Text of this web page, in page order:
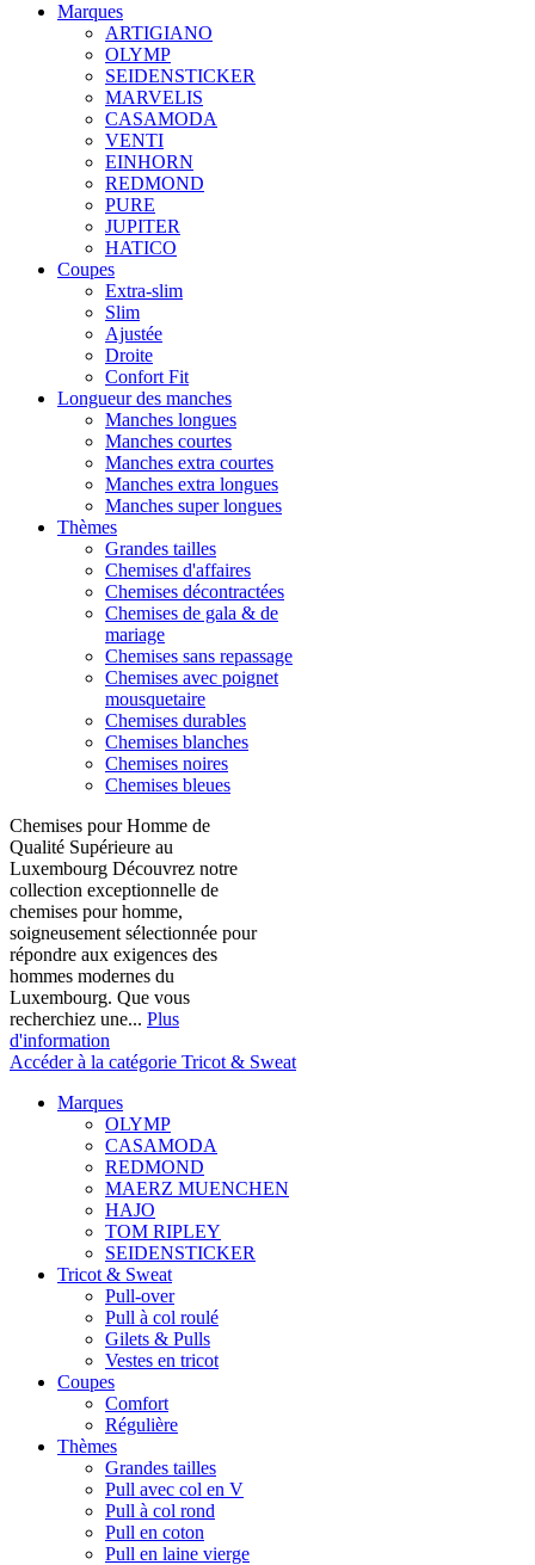
Marques
ARTIGIANO
OLYMP
SEIDENSTICKER
MARVELIS
CASAMODA
VENTI
EINHORN
REDMOND
PURE
JUPITER
HATICO
Coupes
Extra-slim
Slim
Ajustée
Droite
Confort Fit
Longueur des manches
Manches longues
Manches courtes
Manches extra courtes
Manches extra longues
Manches super longues
Thèmes
Grandes tailles
Chemises d'affaires
Chemises décontractées
Chemises de gala & de
mariage
Chemises sans repassage
Chemises avec poignet
mousquetaire
Chemises durables
Chemises blanches
Chemises noires
Chemises bleues
Chemises pour Homme de
Qualité Supérieure au
Luxembourg Découvrez notre
collection exceptionnelle de
chemises pour homme,
soigneusement sélectionnée pour
répondre aux exigences des
hommes modernes du
Luxembourg. Que vous
recherchiez une... Plus
d'information
Accéder à la catégorie Tricot & Sweat
Marques
OLYMP
CASAMODA
REDMOND
MAERZ MUENCHEN
HAJO
TOM RIPLEY
SEIDENSTICKER
Tricot & Sweat
Pull-over
Pull à col roulé
Gilets & Pulls
Vestes en tricot
Coupes
Comfort
Régulière
Thèmes
Grandes tailles
Pull avec col en V
Pull à col rond
Pull en coton
Pull en laine vierge